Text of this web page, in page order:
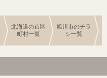
北海道の市区
町村一覧
旭川市のチラ
シ一覧